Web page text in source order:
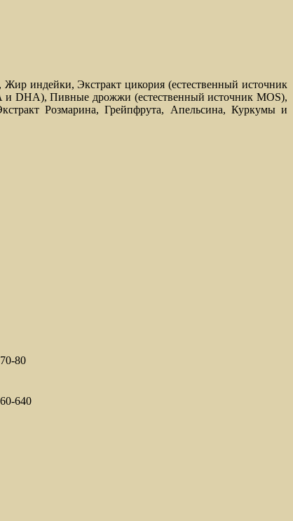
индейки, Экстракт цикория (естественный источник
и DHA), Пивные дрожжи (естественный источник MOS),
Розмарина, Грейпфрута, Апельсина, Куркумы и
70-80
640